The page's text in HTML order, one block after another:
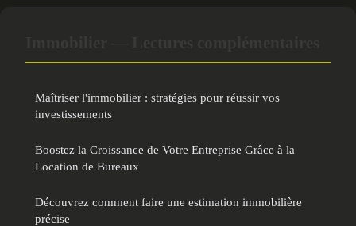
Maîtriser l'immobilier : stratégies pour réussir vos
investissements
Boostez la Croissance de Votre Entreprise Grâce à la
Location de Bureaux
Découvrez comment faire une estimation immobilière
précise